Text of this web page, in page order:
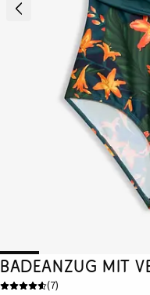
Badeanzug mit
(7)